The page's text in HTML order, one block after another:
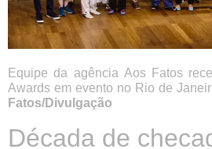
Equipe da agência Aos Fatos
Awards em evento no Rio de
Fatos/Divulgação
Década de